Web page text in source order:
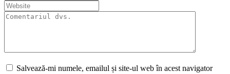
Salvează-mi numele, emailul și site-ul web în acest navigator